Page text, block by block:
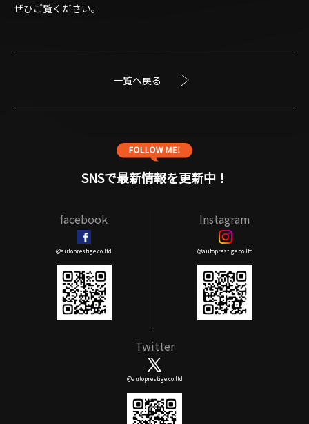
ぜひご覧ください。
一覧へ戻る
SNSで最新情報を更新中！
facebook
@autoprestige.co.ltd
Instagram
@autoprestige.co.ltd
Twitter
@autoprestige.co.ltd